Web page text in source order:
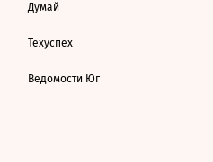
Думай
Техуспех
Ведомости Юг